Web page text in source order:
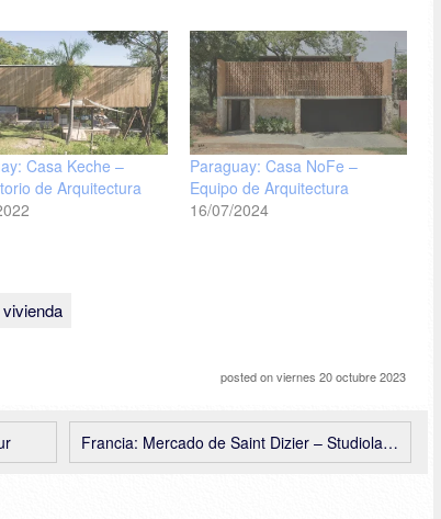
Casa Keche –
de Arquitectura
Paraguay: Casa NoFe –
Equipo de Arquitectura
16/07/2024
vivienda
posted onviernes 20 octubre 2023
Francia: Mercado de Saint Dizier – Studiolada